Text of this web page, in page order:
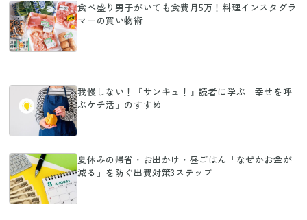
食べ盛り男子がいても食費月5万！料理インスタグラ
マーの買い物術
我慢しない！『サンキュ！』読者に学ぶ「幸せを呼
ぶケチ活」のすすめ
夏休みの帰省・お出かけ・昼ごはん「なぜかお金が
減る」を防ぐ出費対策3ステップ